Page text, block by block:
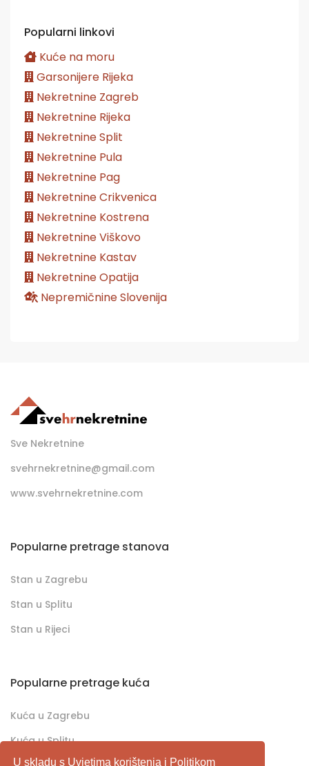
U skladu s Uvjetima korištenja i Politikom
Popularni linkovi
Kuće na moru
Garsonijere Rijeka
Nekretnine Zagreb
Nekretnine Rijeka
Nekretnine Split
Nekretnine Pula
Nekretnine Pag
Nekretnine Crikvenica
Nekretnine Kostrena
Nekretnine Viškovo
Nekretnine Kastav
Nekretnine Opatija
Nepremičnine Slovenija
Sve Nekretnine
svehrnekretnine@gmail.com
www.svehrnekretnine.com
Popularne pretrage stanova
Stan u Zagrebu
Stan u Splitu
Stan u Rijeci
Popularne pretrage kuća
Kuća u Zagrebu
Kuća u Splitu